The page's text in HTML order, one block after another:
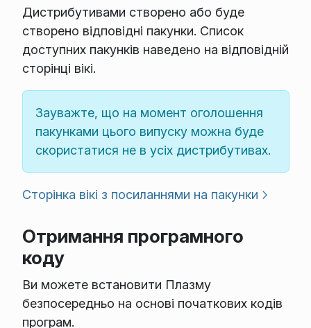
Дистрибутивами створено або буде
створено відповідні пакунки. Список
доступних пакунків наведено на відповідній
сторінці вікі.
Зауважте, що на момент оголошення
пакунками цього випуску можна буде
скористатися не в усіх дистрибутивах.
Сторінка вікі з посиланнями на пакунки
Отримання програмного
коду
Ви можете встановити Плазму
безпосередньо на основі початкових кодів
програм.